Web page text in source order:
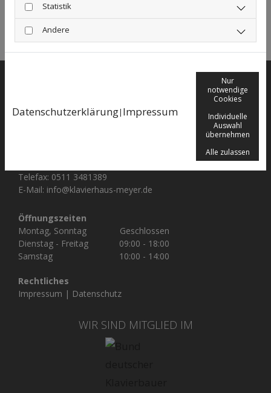
Zurück
Königstraße 9a
Telefax: 0511 3481389
E-Mail: info@klavierhaus-meyer.de
Öffnungszeiten
Montag, Sonntag
Geschlossen
Dienstag - Freitag
09:00 - 18:00
Samstag
10:00 - 14:00
Rechtliches
Impressum | Datenschutz
WIR SIND MITGLIED IM
Statistik
Andere
Datenschutzerklärung| Impressum
Nur
notwendige
Cookies
Individuelle
Auswahl
übernehmen
Alle zulassen